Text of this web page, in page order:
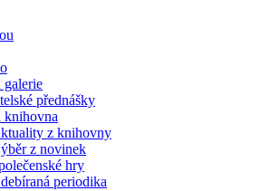
galerie
přednášky
knihovna
z knihovny
z novinek
hry
periodika